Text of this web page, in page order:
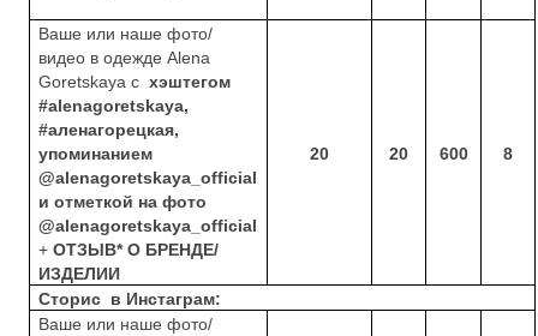
Ваше или наше фото/
видео в одеждеAlena
Goretskaya с хэштегом
#alenagoretskaya,
#аленагорецкая,
упоминанием
@alenagoretskaya _official
и отметкой на фото
@alenagoretskaya _official
+ОТЗЫВ* О БРЕНДЕ/
ИЗДЕЛИИ
20 20 600 8
Сторис в Инстаграм:
Ваше или наше фото/